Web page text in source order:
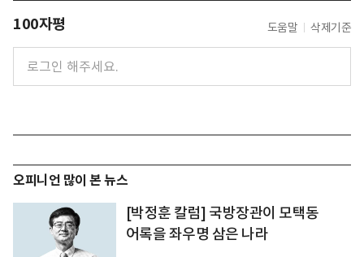
100자평 도움말 삭제기준
오피니언 많이 본 뉴스
[박정훈 칼럼] 국방장관이 모택동
어록을 좌우명 삼은 나라